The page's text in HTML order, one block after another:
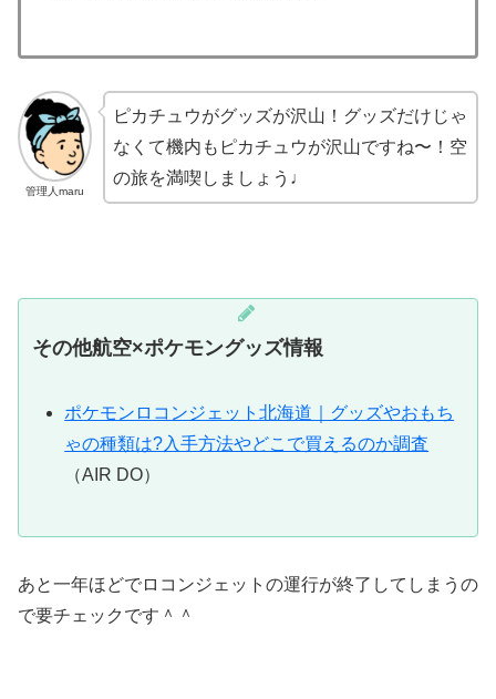
管理人maru
ピカチュウがグッズが沢山！グッズだけじゃ
なくて機内もピカチュウが沢山ですね〜！空
の旅を満喫しましょう♩
その他航空×ポケモングッズ情報
ポケモンロコンジェット北海道｜グッズやおもち
ゃの種類は?入手方法やどこで買えるのか調査
（AIR DO）
あと一年ほどでロコンジェットの運行が終了してしまうの
で要チェックです＾＾